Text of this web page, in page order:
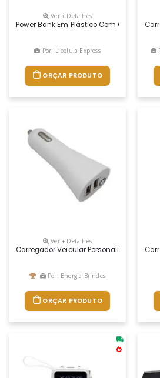
Ver + Detalhes
Power Bank Em Plástico Com
Por: Libelula Express
ORÇAR PRODUTO
Ver + Detalhes
Carregador Veicular Personalizado
Por: Energia Brindes
ORÇAR PRODUTO